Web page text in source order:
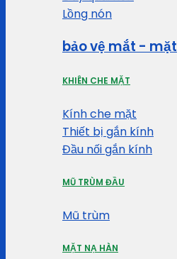
Lồng nón
bảo vệ mắt - mặt
KHIÊN CHE MẶT
Kính che mặt
Thiết bị gắn kính
Đầu nối gắn kính
MŨ TRÙM ĐẦU
Mũ trùm
MẶT NẠ HÀN